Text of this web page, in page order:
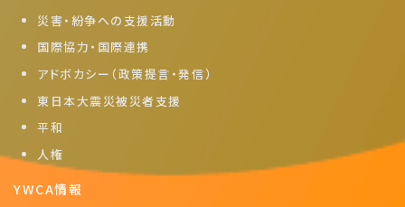
災害・紛争への支援活動
国際協力・国際連携
アドボカシー（政策提言・発信）
東日本大震災被災者支援
平和
人権
YWCA情報